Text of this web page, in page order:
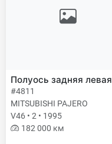
Полуось задняя левая
#4811
MITSUBISHI PAJERO
V46 • 2 • 1995
182 000 км